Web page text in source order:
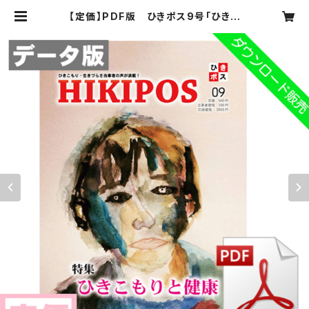
【定価】PDF版 ひきポス9号「ひきこ